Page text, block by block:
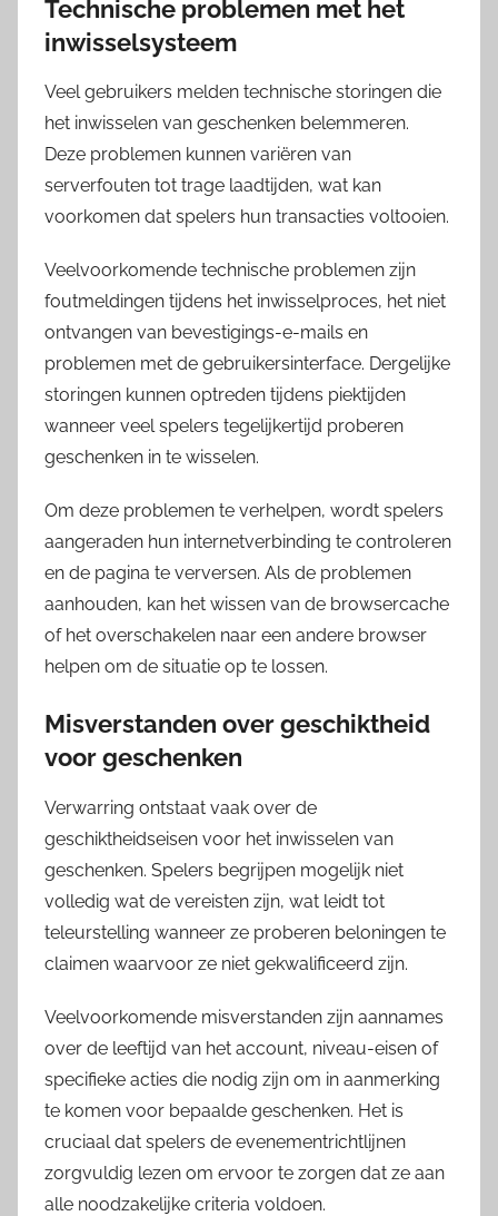
Technische problemen met het
inwisselsysteem
Veel gebruikers melden technische storingen die
het inwisselen van geschenken belemmeren.
Deze problemen kunnen variëren van
serverfouten tot trage laadtijden, wat kan
voorkomen dat spelers hun transacties voltooien.
Veelvoorkomende technische problemen zijn
foutmeldingen tijdens het inwisselproces, het niet
ontvangen van bevestigings-e-mails en
problemen met de gebruikersinterface. Dergelijke
storingen kunnen optreden tijdens piektijden
wanneer veel spelers tegelijkertijd proberen
geschenken in te wisselen.
Om deze problemen te verhelpen, wordt spelers
aangeraden hun internetverbinding te controleren
en de pagina te verversen. Als de problemen
aanhouden, kan het wissen van de browsercache
of het overschakelen naar een andere browser
helpen om de situatie op te lossen.
Misverstanden over geschiktheid
voor geschenken
Verwarring ontstaat vaak over de
geschiktheidseisen voor het inwisselen van
geschenken. Spelers begrijpen mogelijk niet
volledig wat de vereisten zijn, wat leidt tot
teleurstelling wanneer ze proberen beloningen te
claimen waarvoor ze niet gekwalificeerd zijn.
Veelvoorkomende misverstanden zijn aannames
over de leeftijd van het account, niveau-eisen of
specifieke acties die nodig zijn om in aanmerking
te komen voor bepaalde geschenken. Het is
cruciaal dat spelers de evenementrichtlijnen
zorgvuldig lezen om ervoor te zorgen dat ze aan
alle noodzakelijke criteria voldoen.